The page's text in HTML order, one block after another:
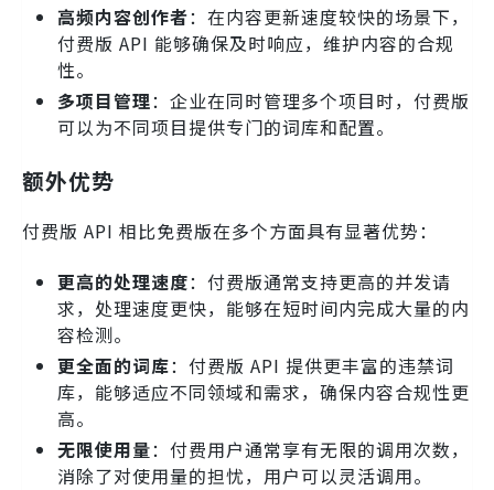
高频内容创作者：在内容更新速度较快的场景下，
付费版 API 能够确保及时响应，维护内容的合规
性。
多项目管理：企业在同时管理多个项目时，付费版
可以为不同项目提供专门的词库和配置。
额外优势
付费版 API 相比免费版在多个方面具有显著优势：
更高的处理速度：付费版通常支持更高的并发请
求，处理速度更快，能够在短时间内完成大量的内
容检测。
更全面的词库：付费版 API 提供更丰富的违禁词
库，能够适应不同领域和需求，确保内容合规性更
高。
无限使用量：付费用户通常享有无限的调用次数，
消除了对使用量的担忧，用户可以灵活调用。